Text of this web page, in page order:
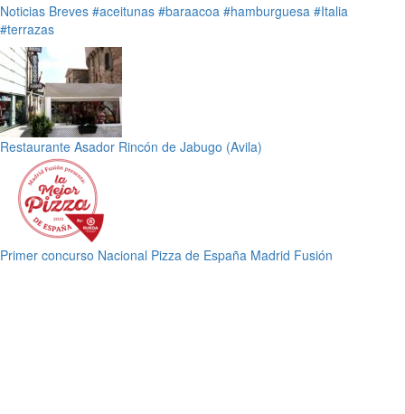
Noticias Breves #aceitunas #baraacoa #hamburguesa #Italia
#terrazas
Restaurante Asador Rincón de Jabugo (Avila)
Primer concurso Nacional Pizza de España Madrid Fusión